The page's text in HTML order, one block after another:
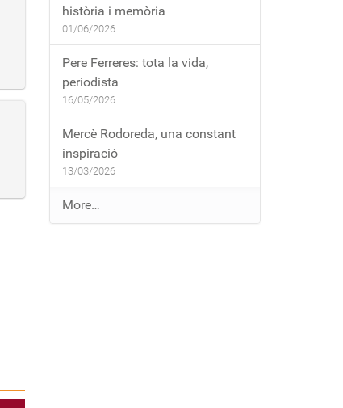
història i memòria
01/06/2026
Pere Ferreres: tota la vida,
periodista
16/05/2026
Mercè Rodoreda, una constant
inspiració
13/03/2026
E
n
More…